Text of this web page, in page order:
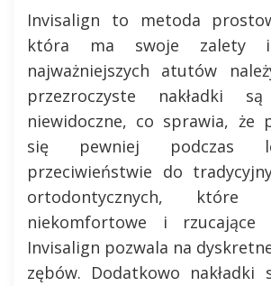
Invisalign to metoda
która ma swoje zalety
najważniejszych atutów
przezroczyste nakładki
niewidoczne, co sprawia, że
się pewniej podczas
przeciwieństwie do
ortodontycznych,
niekomfortowe i
Invisalign pozwala na
zębów. Dodatkowo nakładki